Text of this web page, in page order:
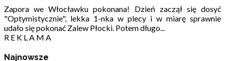
Zapora we Włocławku pokonana! Dzień zaczął się dosyć
"Optymistycznie", lekka 1-nka w plecy i w miarę sprawnie
udało się pokonać Zalew Płocki. Potem długo...
R E K L A M A
Najnowsze